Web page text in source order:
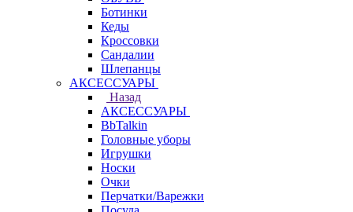
Ботинки
Кеды
Кроссовки
Сандалии
Шлепанцы
АКСЕССУАРЫ
Назад
АКСЕССУАРЫ
BbTalkin
Головные уборы
Игрушки
Носки
Очки
Перчатки/Варежки